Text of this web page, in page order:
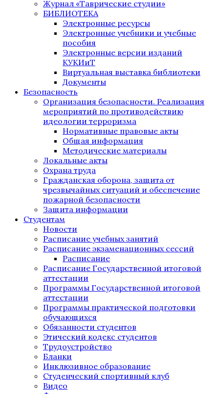
Журнал «Таврические студии»
БИБЛИОТЕКА
Электронные ресурсы
Электронные учебники и учебные
пособия
Электронные версии изданий
КУКИиТ
Виртуальная выставка библиотеки
Документы
Безопасность
Организация безопасности. Реализация
мероприятий по противодействию
идеологии терроризма
Нормативные правовые акты
Общая информация
Методические материалы
Локальные акты
Охрана труда
Гражданская оборона, защита от
чрезвычайных ситуаций и обеспечение
пожарной безопасности
Защита информации
Студентам
Новости
Расписание учебных занятий
Расписание экзаменационных сессий
Расписание
Расписание Государственной итоговой
аттестации
Программы Государственной итоговой
аттестации
Программы практической подготовки
обучающихся
Обязанности студентов
Этический кодекс студентов
Трудоустройство
Бланки
Инклюзивное образование
Студенческий спортивный клуб
Видео